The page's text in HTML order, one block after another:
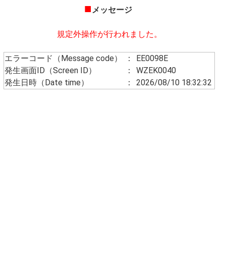
■メッセージ
規定外操作が行われました。
エラーコード（Message code） ：
EE0098E
発生画面ID（Screen ID）
：
WZEK0040
発生日時（Date time）
： 2026/08/10 18:32:32